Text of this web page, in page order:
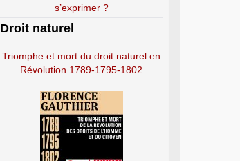
s’exprimer ?
Droit naturel
Triomphe et mort du droit naturel en
Révolution 1789-1795-1802